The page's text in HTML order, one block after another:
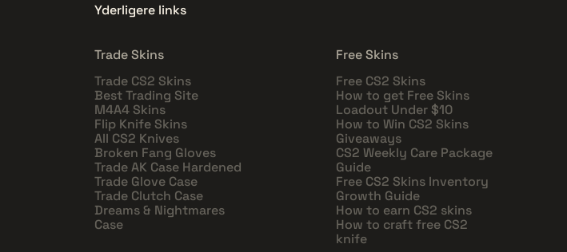
Yderligere links
Trade Skins
Trade CS2 Skins
Best Trading Site
M4A4 Skins
Flip Knife Skins
All CS2 Knives
Broken Fang Gloves
Trade AK Case Hardened
Trade Glove Case
Trade Clutch Case
Dreams & Nightmares
Case
Free Skins
Free CS2 Skins
How to get Free Skins
Loadout Under $10
How to Win CS2 Skins
Giveaways
CS2 Weekly Care Package
Guide
Free CS2 Skins Inventory
Growth Guide
How to earn CS2 skins
How to craft free CS2
knife